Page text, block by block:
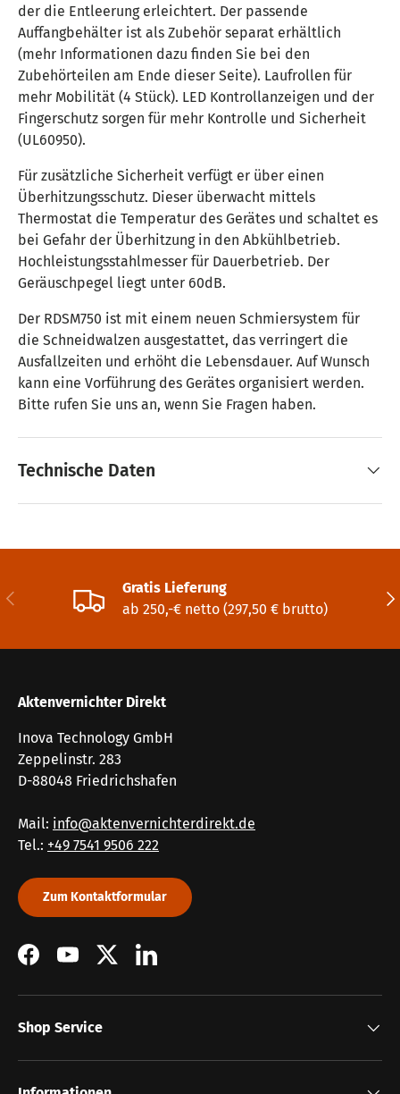
der die Entleerung erleichtert. Der passende
Auffangbehälter ist als Zubehör separat erhältlich
(mehr Informationen dazu finden Sie bei den
Zubehörteilen am Ende dieser Seite). Laufrollen für
mehr Mobilität (4 Stück). LED Kontrollanzeigen und der
Fingerschutz sorgen für mehr Kontrolle und Sicherheit
(UL60950).
Für zusätzliche Sicherheit verfügt er über einen
Überhitzungsschutz. Dieser überwacht mittels
Thermostat die Temperatur des Gerätes und schaltet es
bei Gefahr der Überhitzung in den Abkühlbetrieb.
Hochleistungsstahlmesser für Dauerbetrieb. Der
Geräuschpegel liegt unter 60dB.
Der RDSM750 ist mit einem neuen Schmiersystem für
die Schneidwalzen ausgestattet, das verringert die
Ausfallzeiten und erhöht die Lebensdauer. Auf Wunsch
kann eine Vorführung des Gerätes organisiert werden.
Bitte rufen Sie uns an, wenn Sie Fragen haben.
Technische Daten
Vorherige
Gratis Lieferung
ab 250,-€ netto (297,50 € brutto)
Aktenvernichter Direkt
Inova Technology GmbH
Zeppelinstr. 283
D-88048 Friedrichshafen
Mail: info@aktenvernichterdirekt.de
Tel.: +49 7541 9506 222
Zum Kontaktformular
FacebookYouTubeTwitterLinkedIn
Shop Service